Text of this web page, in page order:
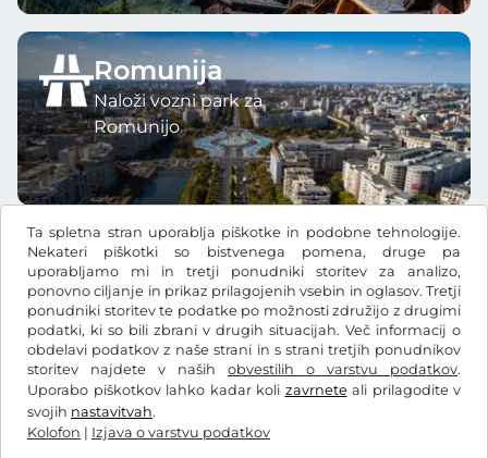
Ta spletna stran uporablja piškotke in podobne tehnologije.
Nekateri piškotki so bistvenega pomena, druge pa
uporabljamo mi in tretji ponudniki storitev za analizo,
ponovno ciljanje in prikaz prilagojenih vsebin in oglasov. Tretji
ponudniki storitev te podatke po možnosti združijo z drugimi
podatki, ki so bili zbrani v drugih situacijah. Več informacij o
obdelavi podatkov z naše strani in s strani tretjih ponudnikov
storitev najdete v naših obvestilih o varstvu podatkov.
Uporabo piškotkov lahko kadar koli zavrneteali prilagodite v
svojih nastavitvah.
Kolofon | Izjava o varstvu podatkov
Romunija
Naloži vozni park za
Romunijo
FtHUF
Facebook Instagram
Splošni pogoji poslovanja/preklicna pravica